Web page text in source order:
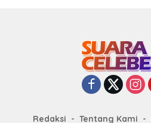
Redaksi Tentang Kami